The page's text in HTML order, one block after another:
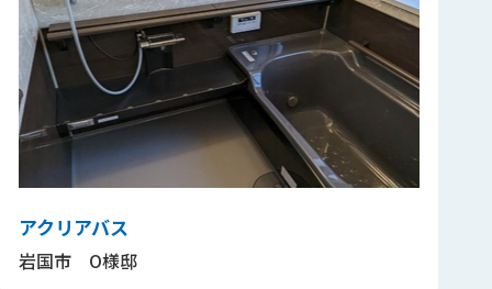
アクリアバス
岩国市 O様邸